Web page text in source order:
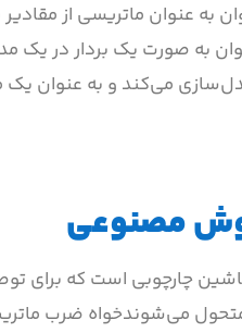
به عنوان ماتریسی از
به صورت یک بردار در
می‌کند و به عنوان یک
مصنوعی
چارچوبی است که برای
می‌شوندخواه ضرب